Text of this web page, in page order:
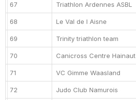
67 Triathlon Ardennes ASBL
68 Le Val de l Aisne
69 Trinity triathlon team
70 Canicross Centre Hainaut
71 VC Gimme Waasland
72 Judo Club Namurois